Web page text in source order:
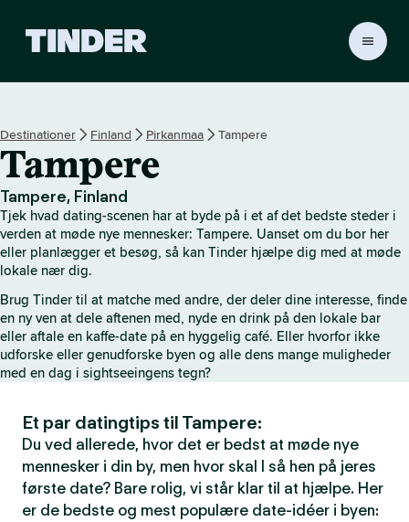
r
s
s
a
r
t
d
e
Destinationer Finland Pirkanmaa Tampere
Tampere
Tampere, Finland
Tjek hvad dating-scenen har at byde på i et af det bedste steder i
verden at møde nye mennesker: Tampere. Uanset om du bor her
eller planlægger et besøg, så kan Tinder hjælpe dig med at møde
lokale nær dig.
Brug Tinder til at matche med andre, der deler dine interesse, finde
en ny ven at dele aftenen med, nyde en drink på den lokale bar
eller aftale en kaffe-date på en hyggelig café. Eller hvorfor ikke
udforske eller genudforske byen og alle dens mange muligheder
med en dag i sightseeingens tegn?
Et par datingtips til Tampere:
Du ved allerede, hvor det er bedst at møde nye
mennesker i din by, men hvor skal I så hen på jeres
første date? Bare rolig, vi står klar til at hjælpe. Her
er de bedste og mest populære date-idéer i byen: